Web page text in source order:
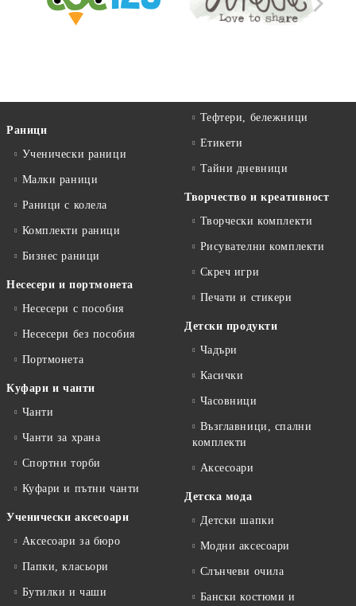
Раници
Ученически раници
Малки раници
Раници с колела
Комплекти раници
Бизнес раници
Несесери и портмонета
Несесери с пособия
Несесери без пособия
Портмонета
Куфари и чанти
Чанти
Чанти за храна
Спортни торби
Куфари и пътни чанти
Ученически аксесоари
Аксесоари за бюро
Папки, класьори
Бутилки и чаши
Тефтери, бележници
Етикети
Тайни дневници
Творчество и креативност
Творчески комплекти
Рисувателни комплекти
Скреч игри
Печати и стикери
Детски продукти
Чадъри
Касички
Часовници
Възглавници, спални
комплекти
Аксесоари
Детска мода
Детски шапки
Модни аксесоари
Слънчеви очила
Бански костюми и